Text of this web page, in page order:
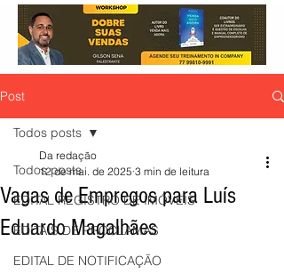
Post
Todos posts
EDITAL REGISTRO DE IMÓVEIS
EDITAIS DE PROCLAMAS
EDITAL DE NOTIFICAÇÃO
Todos posts
Vagas de Empregos para Luís
Eduardo Magalhães
Da redação
12 de mai. de 2025 3 min de leitura